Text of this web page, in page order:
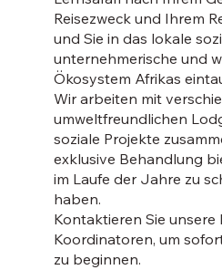
Reisezweck und Ihrem
und Sie in das lokale
unternehmerische und
Ökosystem Afrikas
Wir arbeiten mit
umweltfreundlichen
soziale Projekte
exklusive Behandlung
im Laufe der Jahre zu
haben.
Kontaktieren Sie unsere
Koordinatoren, um
zu beginnen.